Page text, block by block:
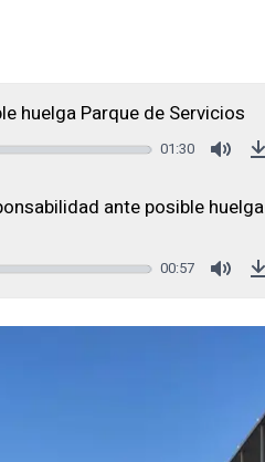
huelga Parque de Servicios
01:30
ante posible huelga
00:57